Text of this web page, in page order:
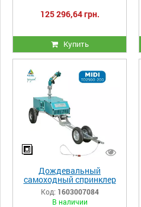
125 296,64 грн.
Купить
Дождевальный
самоходный спринклер
Irriforce Midi TD2500-200
Код: 1603007084
В наличии